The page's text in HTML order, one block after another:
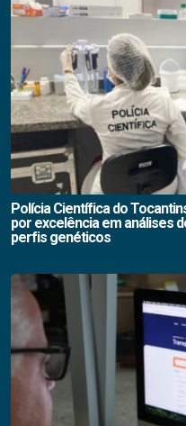
Polícia Científica do
por excelência em análises
perfis genéticos